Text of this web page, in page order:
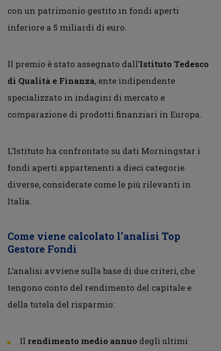
con un patrimonio gestito in fondi aperti
inferiore a 5 miliardi di euro.
Il premio è stato assegnato dall’Istituto Tedesco
di Qualità e Finanza, ente indipendente
specializzato in indagini di mercato e
comparazione di prodotti finanziari in Europa.
L’Istituto ha confrontato su dati Morningstar i
fondi aperti appartenenti a dieci categorie
diverse, considerate come le più rilevanti in
Italia.
Come viene calcolato l’analisi Top
Gestore Fondi
L’analisi avviene sulla base di due criteri, che
tengono conto del rendimento del capitale e
della tutela del risparmio:
Il rendimento medio annuo degli ultimi